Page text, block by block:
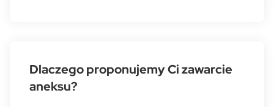
Dlaczego proponujemy Ci zawarcie
aneksu?